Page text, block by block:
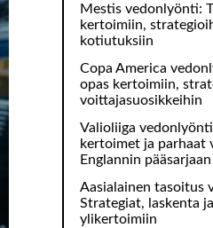
Mestis vedonlyönti:
kertoimiin,
kotiutuksiin
Copa America
opas kertoimiin,
voittajasuosikkeihin
Valioliiga
kertoimet ja parhaat
Englannin
Aasialainen tasoitus
Strategiat, laskenta
ylikertoimiin